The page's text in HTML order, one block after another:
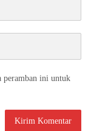
peramban ini untuk